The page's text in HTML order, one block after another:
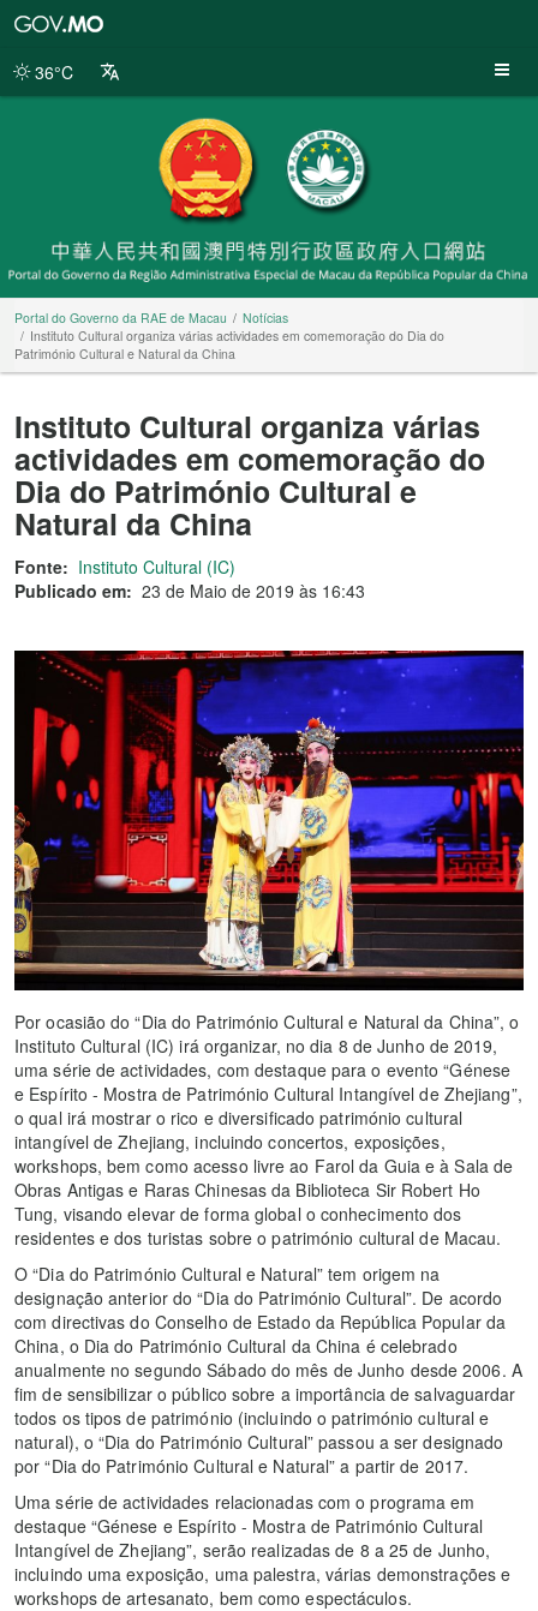
da
36°C
Portal do Governo da RAE de Macau
Notícias
Instituto Cultural organiza várias actividades em comemoração do Dia do
Património Cultural e Natural da China
Instituto Cultural organiza várias
actividades em comemoração do
Dia do Património Cultural e
Natural da China
Fonte: Instituto Cultural (IC)
Publicado em: 23 de Maio de 2019 às 16:43
Por ocasião do “Dia do Património Cultural e Natural da China”, o
Instituto Cultural (IC) irá organizar, no dia 8 de Junho de 2019,
uma série de actividades, com destaque para o evento “Génese
e Espírito - Mostra de Património Cultural Intangível de Zhejiang”,
o qual irá mostrar o rico e diversificado património cultural
intangível de Zhejiang, incluindo concertos, exposições,
workshops, bem como acesso livre ao Farol da Guia e à Sala de
Obras Antigas e Raras Chinesas da Biblioteca Sir Robert Ho
Tung, visando elevar de forma global o conhecimento dos
residentes e dos turistas sobre o património cultural de Macau.
O “Dia do Património Cultural e Natural” tem origem na
designação anterior do “Dia do Património Cultural”. De acordo
com directivas do Conselho de Estado da República Popular da
China, o Dia do Património Cultural da China é celebrado
anualmente no segundo Sábado do mês de Junho desde 2006. A
fim de sensibilizar o público sobre a importância de salvaguardar
todos os tipos de património (incluindo o património cultural e
natural), o “Dia do Património Cultural” passou a ser designado
por “Dia do Património Cultural e Natural” a partir de 2017.
Uma série de actividades relacionadas com o programa em
destaque “Génese e Espírito - Mostra de Património Cultural
Intangível de Zhejiang”, serão realizadas de 8 a 25 de Junho,
incluindo uma exposição, uma palestra, várias demonstrações e
workshops de artesanato, bem como espectáculos.